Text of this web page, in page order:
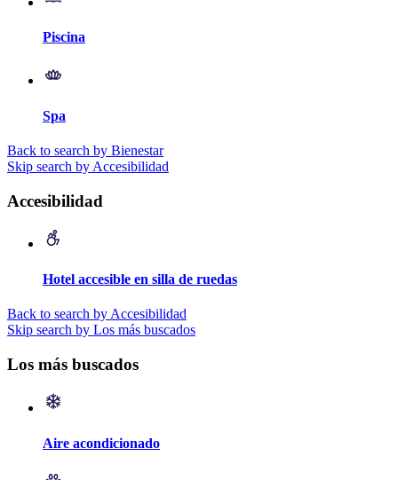
Piscina
Spa
Back to search by Bienestar
Skip search by Accesibilidad
Accesibilidad
Hotel accesible en silla de ruedas
Back to search by Accesibilidad
Skip search by Los más buscados
Los más buscados
Aire acondicionado